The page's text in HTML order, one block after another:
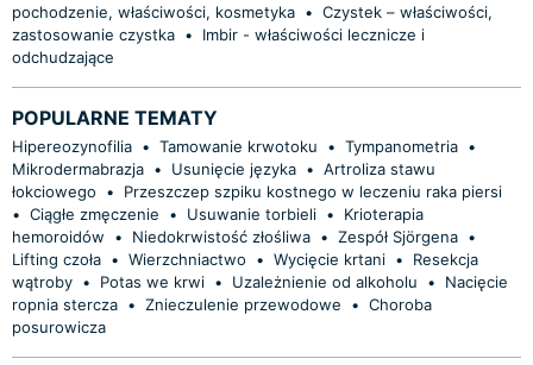
pochodzenie, właściwości, kosmetyka • Czystek – właściwości,
zastosowanie czystka •
Imbir - właściwości lecznicze i
odchudzające
POPULARNE TEMATY
Hipereozynofilia • Tamowanie krwotoku • Tympanometria •
Mikrodermabrazja • Usunięcie języka • Artroliza stawu
łokciowego
•
Przeszczep szpiku kostnego w leczeniu raka piersi
• Ciągłe zmęczenie • Usuwanie torbieli •
Krioterapia
hemoroidów
• Niedokrwistość złośliwa • Zespół Sjörgena •
Lifting czoła • Wierzchniactwo • Wycięcie krtani •
Resekcja
wątroby • Potas we krwi • Uzależnienie od alkoholu •
Nacięcie
ropnia stercza • Znieczulenie przewodowe • Choroba
posurowicza